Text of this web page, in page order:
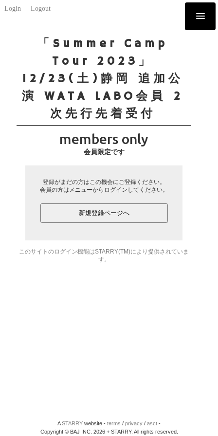
Login Logout
「Summer Camp
Tour 2023」
12/23(土)静岡 追加公
演 WATA LABO会員 2
次先行先着受付
members only
会員限定です
登録がまだの方はこの機会にご登録ください。
会員の方はメニューからログインしてください。
新規登録ページへ
このサイトのログイン機能はSTARRY(TM)により提供されていま
す。
ASTARRY website - terms / privacy / asct -
Copyright © BAJ INC. 2026 + STARRY. All rights reserved.